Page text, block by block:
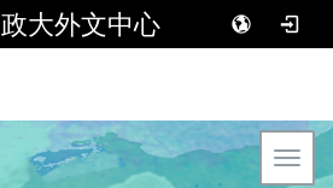
政大外文中心